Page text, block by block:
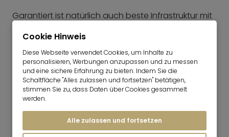
Garantiert ist natürlich auch beste Infrastruktur mit
täglichen Bedarfs und eine sehr gute
Verkehrsanbindung mit U-Bahn, Straßenbahn und
Bus.
Erholung pur findet man im nahe gelegenen
Englischen Garten.
Cookie Hinweis
Diese Webseite verwendet Cookies, um Inhalte zu
personalisieren, Werbungen anzupassen und zu messen
und eine sichere Erfahrung zu bieten. Indem Sie die
Schaltfläche "Alles zulassen und fortsetzen" betätigen,
stimmen Sie zu, dass Daten über Cookies gesammelt
werden.
Alle zulassen und fortsetzen